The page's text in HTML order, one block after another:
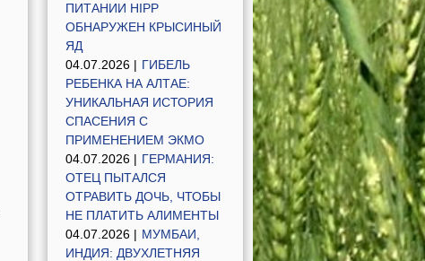
ПИТАНИИ HIPP
ОБНАРУЖЕН КРЫСИНЫЙ
ЯД
04.07.2026 | ГИБЕЛЬ
РЕБЕНКА НА АЛТАЕ:
УНИКАЛЬНАЯ ИСТОРИЯ
СПАСЕНИЯ С
ПРИМЕНЕНИЕМ ЭКМО
04.07.2026 | ГЕРМАНИЯ:
ОТЕЦ ПЫТАЛСЯ
ОТРАВИТЬ ДОЧЬ, ЧТОБЫ
НЕ ПЛАТИТЬ АЛИМЕНТЫ
04.07.2026 | МУМБАИ,
ИНДИЯ: ДВУХЛЕТНЯЯ